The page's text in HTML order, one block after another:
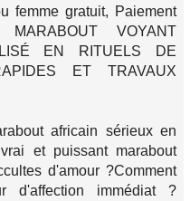
femme gratuit, Paiement
VOYANT
EN RITUELS DE
ET TRAVAUX
africain sérieux en
et puissant marabout
d'amour ?Comment
d'affection immédiat ?